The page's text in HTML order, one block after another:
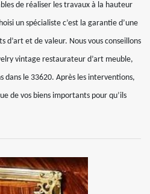
de réaliser les travaux à la hauteur
un spécialiste c’est la garantie d’une
et de valeur. Nous vous conseillons
vintage restaurateur d’art meuble,
dans le 33620. Après les interventions,
de vos biens importants pour qu’ils